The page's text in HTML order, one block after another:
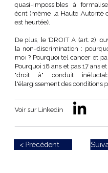
quasi-impossibles à
écrit (même la Haute Autorité
est heurtée).
De plus, le 'DROIT A' (art. 2),
la non-discrimination :
moi ? Pourquoi tel cancer et
Pourquoi 18 ans et pas 17 ans et
"droit à" conduit
l'élargissement des conditions
Voir sur Linkedin
< Précédent